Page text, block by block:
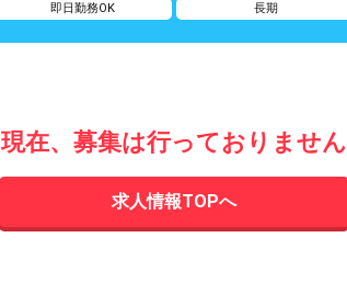
即日勤務OK 長期
現在、募集は行っておりません
求人情報TOPへ